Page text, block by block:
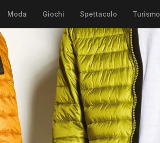
Moda Giochi Spettacolo Turismo